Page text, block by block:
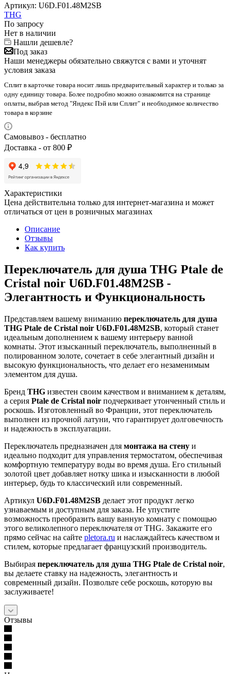
Артикул: U6D.F01.48M2SB
THG
По запросу
Нет в наличии
Нашли дешевле?
Под заказ
Наши менеджеры обязательно свяжутся с вами и уточнят
условия заказа
Сплит в карточке товара носит лишь предварительный характер и только за
одну единицу товара. Более подробно можно ознакомится на странице
оплаты, выбрав метод "Яндекс Пэй или Сплит" и необходимое количество
товара в корзине
Самовывоз - бесплатно
Доставка - от 800 ₽
Характеристики
Цена действительна только для интернет-магазина и может
отличаться от цен в розничных магазинах
Описание
Отзывы
Как купить
Переключатель для душа THG Ptale de
Cristal noir U6D.F01.48M2SB -
Элегантность и Функциональность
Представляем вашему вниманию переключатель для душа
THG Ptale de Cristal noir U6D.F01.48M2SB, который станет
идеальным дополнением к вашему интерьеру ванной
комнаты. Этот изысканный переключатель, выполненный в
полированном золоте, сочетает в себе элегантный дизайн и
высокую функциональность, что делает его незаменимым
элементом для душа.
Бренд THG известен своим качеством и вниманием к деталям,
а серия Ptale de Cristal noir подчеркивает утонченный стиль и
роскошь. Изготовленный во Франции, этот переключатель
выполнен из прочной латуни, что гарантирует долговечность
и надежность в эксплуатации.
Переключатель предназначен для монтажа на стену и
идеально подходит для управления термостатом, обеспечивая
комфортную температуру воды во время душа. Его стильный
золотой цвет добавляет нотку шика и изысканности в любой
интерьер, будь то классический или современный.
Артикул U6D.F01.48M2SB делает этот продукт легко
узнаваемым и доступным для заказа. Не упустите
возможность преобразить вашу ванную комнату с помощью
этого великолепного переключателя от THG. Закажите его
прямо сейчас на сайте pletora.ru и наслаждайтесь качеством и
стилем, которые предлагает французский производитель.
Выбирая переключатель для душа THG Ptale de Cristal noir,
вы делаете ставку на надежность, элегантность и
современный дизайн. Позвольте себе роскошь, которую вы
заслуживаете!
Отзывы